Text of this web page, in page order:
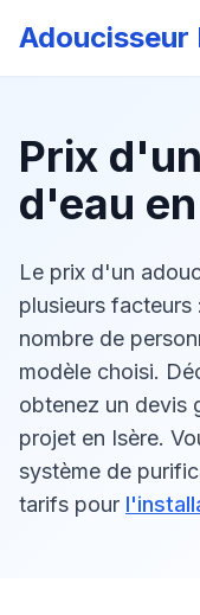
Adoucisseur
Prix
d'eau
Le prix d'un
plusieurs
nombre de
modèle choisi.
obtenez un devis
projet en Isère.
système de
tarifs pour